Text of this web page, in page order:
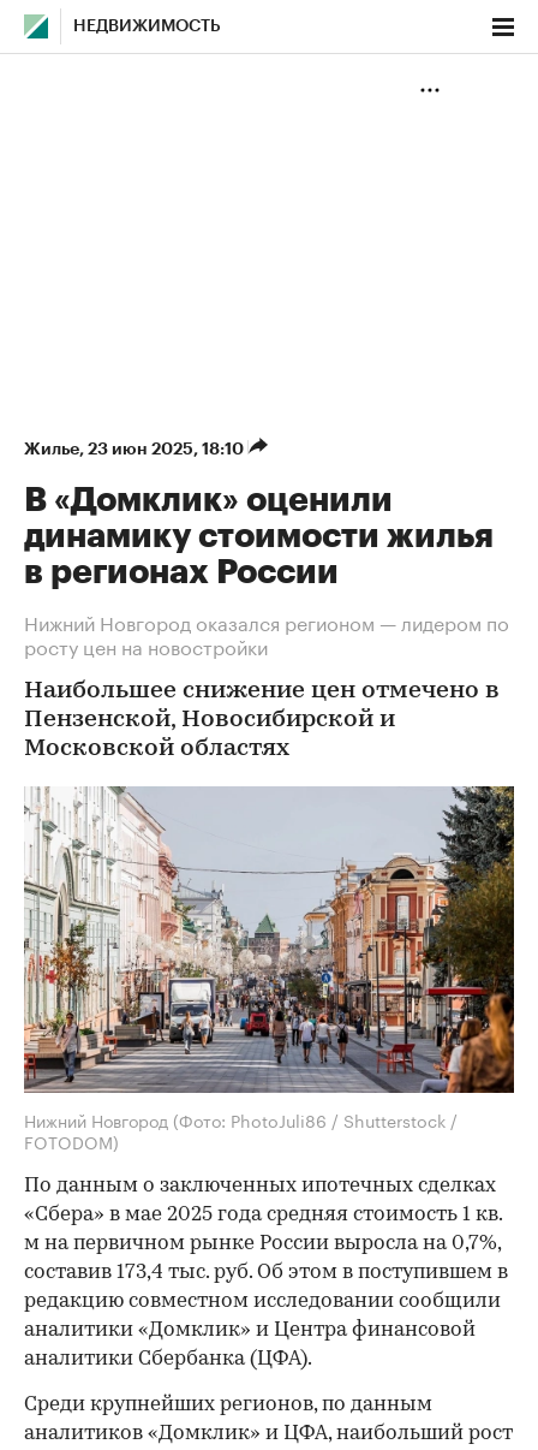
НЕДВИЖИМОСТЬ
Жилье⁠, 23 июн 2025, 18:10
В «Домклик» оценили
динамику стоимости жилья
в регионах России
Нижний Новгород оказался регионом — лидером по
росту цен на новостройки
Наибольшее снижение цен отмечено в
Пензенской, Новосибирской и
Московской областях
Нижний Новгород (Фото: PhotoJuli86 / Shutterstock /
FOTODOM)
По данным о заключенных ипотечных сделках
«Сбера» в мае 2025 года средняя стоимость 1 кв.
м на первичном рынке России выросла на 0,7%,
составив 173,4 тыс. руб. Об этом в поступившем в
редакцию совместном исследовании сообщили
аналитики «Домклик» и Центра финансовой
аналитики Сбербанка (ЦФА).
Среди крупнейших регионов, по данным
аналитиков «Домклик» и ЦФА, наибольший рост